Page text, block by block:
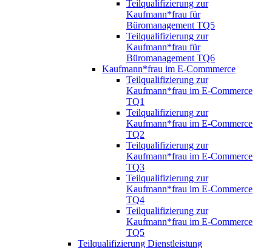
Teilqualifizierung zur
Kaufmann*frau für
Büromanagement TQ5
Teilqualifizierung zur
Kaufmann*frau für
Büromanagement TQ6
Kaufmann*frau im E-Commmerce
Teilqualifizierung zur
Kaufmann*frau im E-Commerce
TQ1
Teilqualifizierung zur
Kaufmann*frau im E-Commerce
TQ2
Teilqualifizierung zur
Kaufmann*frau im E-Commerce
TQ3
Teilqualifizierung zur
Kaufmann*frau im E-Commerce
TQ4
Teilqualifizierung zur
Kaufmann*frau im E-Commerce
TQ5
Teilqualifizierung Dienstleistung